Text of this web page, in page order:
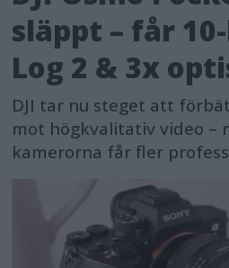
FORMULA GUIDE
Canons papper
används, med
skrivardrivrutin
[Colour Correction
[3] När Canons papper
HG används.
beräknad enligt
släppt – får
Log 2 & 3x
DJI tar nu steget att
mot högkvalitativ video –
kamerorna får fler